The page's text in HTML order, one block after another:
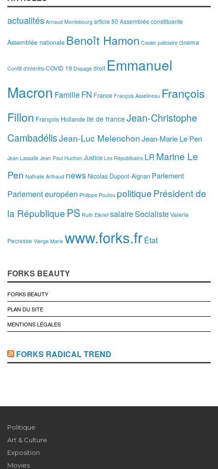
actualités Arnaud Montebourg article 50 Assemblée constituante
Assemblée nationale Benoît Hamon Casier judiciaire cinema
Conflit d'intérêts COVID 19 Dopage droit Emmanuel
Macron FamilleFN France François Asselineau François
Fillon François Hollande Ile de france Jean-Christophe
CambadélisJean-Luc MelenchonJean-Marie Le Pen
Jean Lassalle Jean Paul Huchon Justice Les Républicains LR Marine Le
Pen Nathalie Arthaud news Nicolas Dupont-Aignan Parlement
Parlement européen Philippe Poutou politiquePrésident de
la République PS Ruth Elkrief salaireSocialisteValerie
Pecresse Vierge Marie www.forks.frÉtat
FORKS BEAUTY
FORKS BEAUTY
PLAN DU SITE
MENTIONS LÉGALES
FORKS RADICAL TREND
Politique
Art & Culture
Exposition
Movies